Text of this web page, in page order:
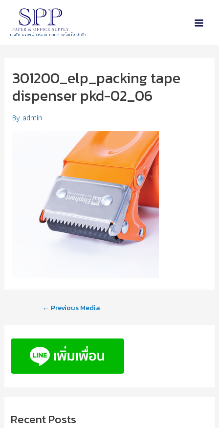
บริษัท เอสพีพี ครีเอท แอนด์ พริ้นติ้ง จำกัด
301200_elp_packing tape
dispenser pkd-02_06
By admin
← Previous Media
Recent Posts